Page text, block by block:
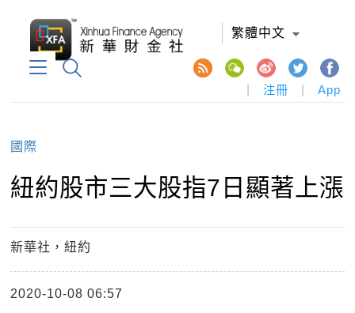
繁體中文
注冊 App
國際
紐約股市三大股指7日顯著上漲
新華社，紐約
2020-10-08 06:57